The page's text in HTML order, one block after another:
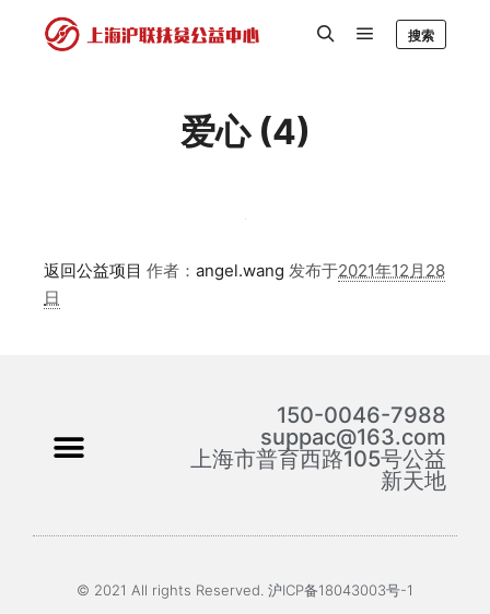
搜索
爱心 (4)
返回公益项目 作者： angel.wang 发布于2021年12月28
日
150-0046-7988
suppac@163.com
上海市普育西路105号公益
新天地
© 2021 All rights Reserved. 沪ICP备18043003号-1